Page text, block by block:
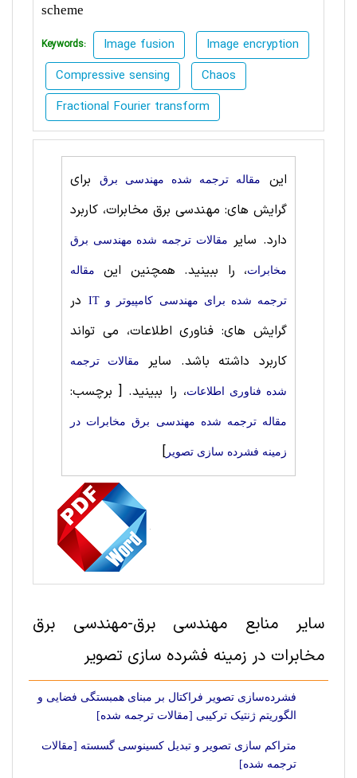
scheme
Keywords: Image fusion
Image encryption
Compressive sensing
Chaos
Fractional Fourier transform
این مقاله ترجمه شده مهندسی برق
برای
گرایش های: مهندسی برق مخابرات، کاربرد
دارد. سایر مقالات ترجمه شده مهندسی برق
مخابرات، را ببینید. همچنین این مقاله
ترجمه شده برای مهندسی کامپیوتر و IT
در
گرایش های: فناوری اطلاعات، می تواند
کاربرد داشته باشد. سایر
مقالات ترجمه
شده فناوری اطلاعات، را ببینید. [ برچسب:
مقاله ترجمه شده مهندسی برق مخابرات در
زمینه فشرده سازی تصویر ]
سایر منابع مهندسی برق-مهندسی برق
مخابرات در زمینه فشرده سازی تصویر
فشرده‌سازی تصویر فراکتال بر مبنای همبستگی فضایی و
الگوریتم ژنتیک ترکیبی [مقالات ترجمه شده]
متراکم سازی تصویر و تبدیل کسینوسی گسسته [مقالات
ترجمه شده]